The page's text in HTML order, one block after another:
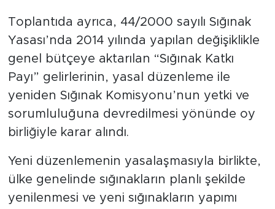
Toplantıda ayrıca, 44/2000 sayılı Sığınak
Yasası’nda 2014 yılında yapılan değişiklikle
genel bütçeye aktarılan “Sığınak Katkı
Payı” gelirlerinin, yasal düzenleme ile
yeniden Sığınak Komisyonu’nun yetki ve
sorumluluğuna devredilmesi yönünde oy
birliğiyle karar alındı.
Yeni düzenlemenin yasalaşmasıyla birlikte,
ülke genelinde sığınakların planlı şekilde
yenilenmesi ve yeni sığınakların yapımı